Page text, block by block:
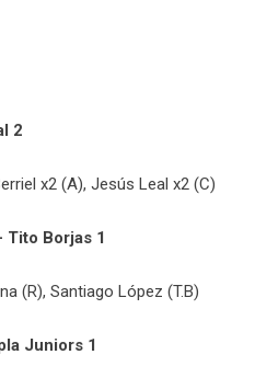
2
x2 (A), Jesús Leal x2 (C)
Tito Borjas 1
(R), Santiago López (T.B)
Juniors 1